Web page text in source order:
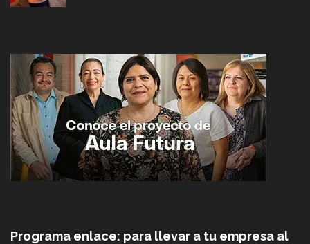
Programa enlace: para llevar a tu empresa al